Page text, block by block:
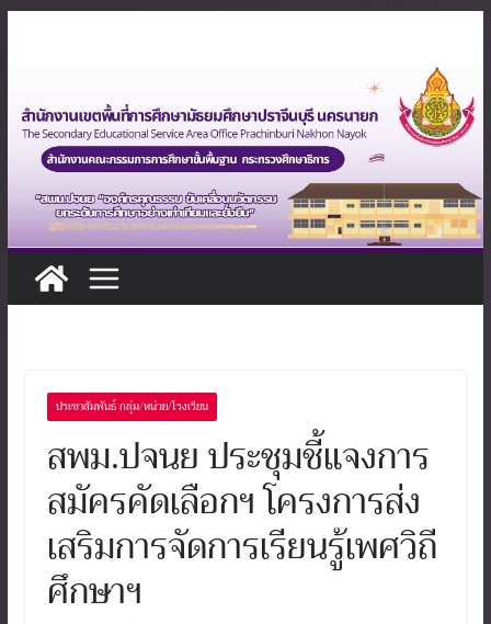
ประชาสัมพันธ์ กลุ่ม/หน่วย/โรงเรียน
สพม.ปจนย ประชุมชี้แจงการ
สมัครคัดเลือกฯ โครงการส่ง
เสริมการจัดการเรียนรู้เพศวิถี
ศึกษาฯ